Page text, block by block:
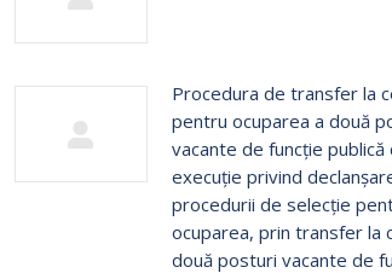
Procedura de transfer la
pentru ocuparea a două
vacante de funcție publică
execuţie privind
procedurii de selecție
ocuparea, prin transfer la
două posturi vacante de